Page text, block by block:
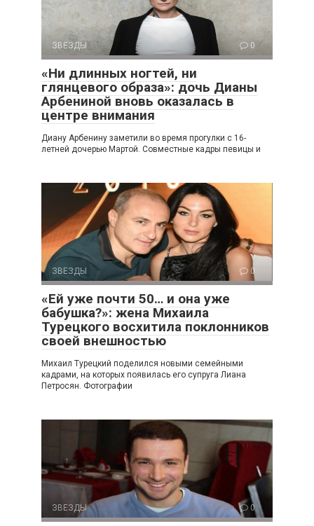
ЗВЕЗДЫ 0
«Ни длинных ногтей, ни
глянцевого образа»: дочь Дианы
Арбениной вновь оказалась в
центре внимания
Диану Арбенину заметили во время прогулки с 16-
летней дочерью Мартой. Совместные кадры певицы и
ЗВЕЗДЫ 0
«Ей уже почти 50… и она уже
бабушка?»: жена Михаила
Турецкого восхитила поклонников
своей внешностью
Михаил Турецкий поделился новыми семейными
кадрами, на которых появилась его супруга Лиана
Петросян. Фотографии
ЗВЕЗДЫ 0